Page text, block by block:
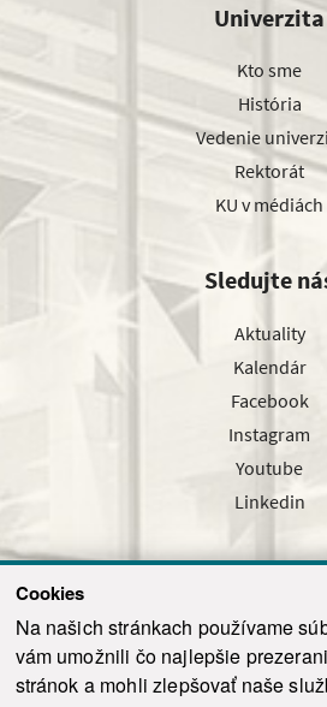
Cookies
Na našich stránkach používame
vám umožnili čo najlepšie
stránok a mohli zlepšovať naše
Univerzita
Kto sme
História
Vedenie
Rektorát
KU v médiách
Sledujte
Aktuality
Kalendár
Facebook
Instagram
Youtube
Linkedin